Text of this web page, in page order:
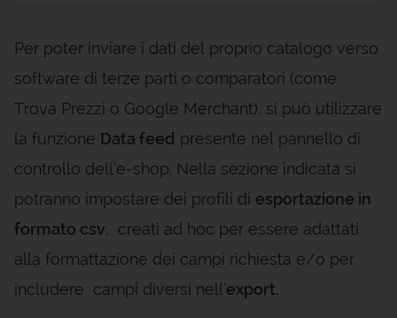
Per poter inviare i dati del proprio catalogo verso
software di terze parti o comparatori (come
Trova Prezzi o Google Merchant), si può utilizzare
la funzione Data feed presente nel pannello di
controllo dell'e-shop. Nella sezione indicata si
potranno impostare dei profili di esportazione in
formato csv , creati ad hoc per essere adattati
alla formattazione dei campi richiesta e/o per
includere campi diversi nell'export.